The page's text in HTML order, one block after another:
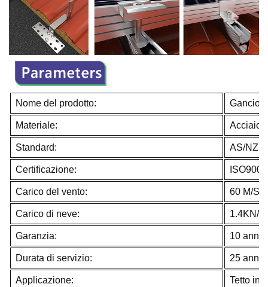
Nome del prodotto: Gancio
Materiale: Acciaio
Standard: AS/NZS
Certificazione:
Carico del vento: 60 M/S
Carico di neve: 1.4KN/
Garanzia: 10 anni
Durata di servizio: 25 anni
Applicazione: Tetto in